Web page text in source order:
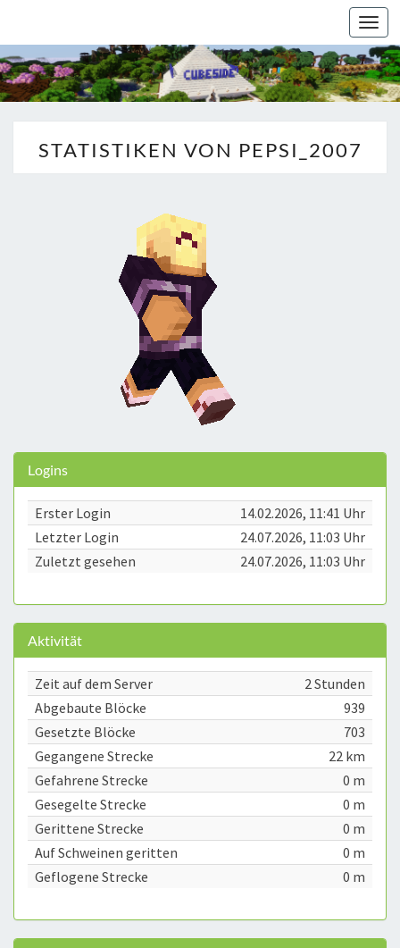
STATISTIKEN VON PEPSI_2007
Logins
Erster Login
14.02.2026, 11:41 Uhr
Letzter Login
24.07.2026, 11:03 Uhr
Zuletzt gesehen
24.07.2026, 11:03 Uhr
Aktivität
Zeit auf dem Server
2 Stunden
Abgebaute Blöcke
939
Gesetzte Blöcke
703
Gegangene Strecke
22 km
Gefahrene Strecke
0 m
Gesegelte Strecke
0 m
Gerittene Strecke
0 m
Auf Schweinen geritten
0 m
Geflogene Strecke
0 m